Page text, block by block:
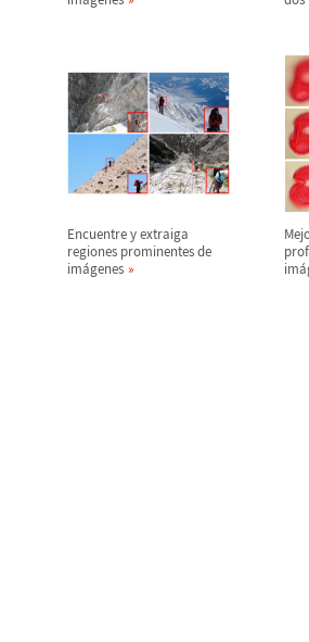
Encuentre y extraiga
regiones prominentes de
imágenes
imá